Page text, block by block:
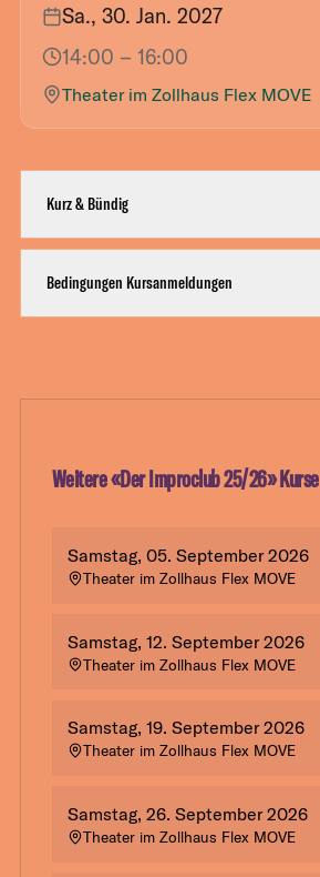
Sa., 30. Jan. 2027
14:00 – 16:00
Theater im Zollhaus Flex MOVE
Kurz & Bündig
Bedingungen Kursanmeldungen
Weitere «Der Improclub 25/26» Kurse
Samstag, 05. September 2026
Theater im Zollhaus Flex MOVE
Samstag, 12. September 2026
Theater im Zollhaus Flex MOVE
Samstag, 19. September 2026
Theater im Zollhaus Flex MOVE
Samstag, 26. September 2026
Theater im Zollhaus Flex MOVE